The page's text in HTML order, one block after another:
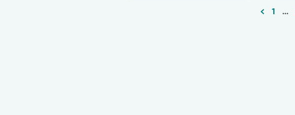
< 1 …